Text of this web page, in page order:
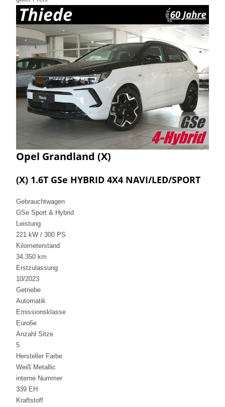
Opel Grandland (X)
(X) 1.6T GSe HYBRID 4X4 NAVI/LED/SPORT
Gebrauchtwagen
GSe Sport & Hybrid
Leistung
221 kW / 300 PS
Kilometerstand
34.350 km
Erstzulassung
10/2023
Getriebe
Automatik
Emissionsklasse
Euro6e
Anzahl Sitze
5
Hersteller Farbe
Weiß Metallic
interne Nummer
339 EH
Kraftstoff